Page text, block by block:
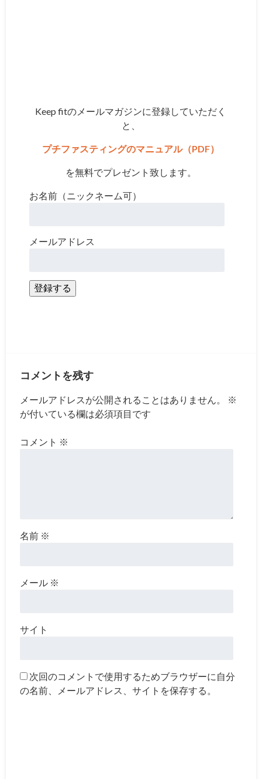
Keep fitのメールマガジンに登録していただく
と、
プチファスティングのマニュアル（PDF）
を無料でプレゼント致します。
お名前（ニックネーム可）
メールアドレス
登録する
コメントを残す
メールアドレスが公開されることはありません。
※
が付いている欄は必須項目です
コメント ※
名前 ※
メール ※
サイト
次回のコメントで使用するためブラウザーに自分
の名前、メールアドレス、サイトを保存する。